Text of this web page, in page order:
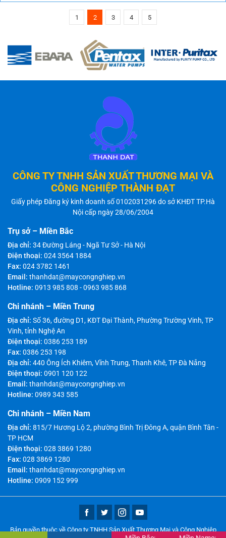
1 2 3 4 5
CÔNG TY TNHH SẢN XUẤT THƯƠNG MẠI VÀ
CÔNG NGHIỆP THÀNH ĐẠT
Giấy phép Đăng ký kinh doanh số 0102031296 do sở KHĐT TP.Hà
Nội cấp ngày 28/06/2004
Trụ sở – Miền Bắc
Địa chỉ: 34 Đường Láng - Ngã Tư Sở - Hà Nội
Điện thoại: 024 3564 1884
Fax: 024 3782 1461
Email: thanhdat@maycongnghiep.vn
Hotline: 0913 985 808 -0963 985 868
Chi nhánh – Miền Trung
Địa chỉ: Số 36, đường D1, KĐT Đại Thành, Phường Trường Vinh, TP
Vinh, tỉnh Nghệ An
Điện thoại: 0386 253 189
Fax: 0386 253 198
Địa chỉ: 440 Ông Ích Khiêm, Vĩnh Trung, Thanh Khê, TP Đà Nẵng
Điện thoại: 0901 120 122
Email: thanhdat@maycongnghiep.vn
Hotline: 0989 343 585
Chi nhánh – Miền Nam
Địa chỉ: 815/7 Hương Lộ 2, phường Bình Trị Đông A, quận Bình Tân -
TP HCM
Điện thoại: 028 3869 1280
Fax: 028 3869 1280
Email: thanhdat@maycongnghiep.vn
Hotline: 0909 152 999
Bản quyền thuộc về Công ty TNHH Sản Xuất Thương Mại và Công Nghiệp